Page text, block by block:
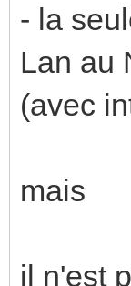
- la
Lan au
(avec
mais
il n'est